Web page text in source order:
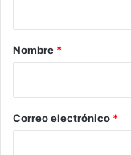
r
*
Nombre *
Correo electrónico *